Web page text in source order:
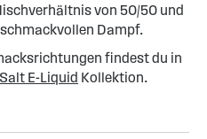
von 50/50 und
Dampf.
findest du in
E-Liquid Kollektion.